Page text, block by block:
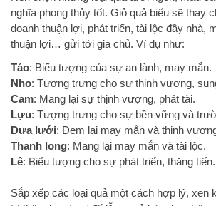
nghĩa phong thủy tốt. Giỏ quả biếu sẽ thay
doanh thuận lợi, phát triển, tài lộc đầy nhà,
thuận lợi… gửi tới gia chủ. Ví dụ như:
Táo: Biểu tượng của sự an lành, may mắn.
Nho: Tượng trưng cho sự thịnh vượng,
Cam: Mang lại sự thịnh vượng, phát tài.
Lựu: Tượng trưng cho sự bền vững và
Dưa lưới: Đem lại may mắn và thịnh
Thanh long: Mang lại may mắn và tài lộc.
Lê: Biểu tượng cho sự phát triển, thăng tiến.
Sắp xếp các loại quả một cách hợp lý, xen